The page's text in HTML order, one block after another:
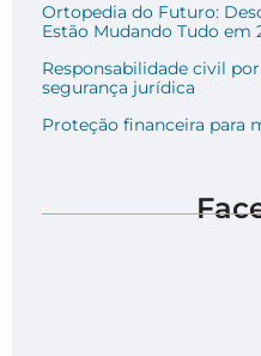
Ortopedia do Futuro:
Estão Mudando Tudo em
Responsabilidade civil
segurança jurídica
Proteção financeira para